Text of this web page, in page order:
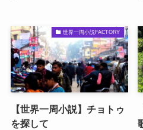
世界一周小説FACTORY
【世界一周小説】チョトゥ
を探して